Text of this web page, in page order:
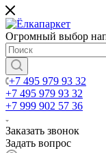
Огромный выбор
+7 495 979 93 32
+7 495 979 93 32
+7 999 902 57 36
Заказать звонок
Задать вопрос